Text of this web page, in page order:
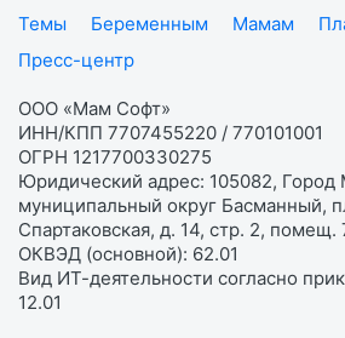
Темы
Беременным Мамам
Пресс-центр
ООО «Мам Софт»
ИНН/КПП 7707455220 / 770101001
ОГРН 1217700330275
Юридический адрес: 105082, Город
муниципальный округ Басманный,
Спартаковская, д. 14, стр. 2, помещ.
ОКВЭД (основной): 62.01
Вид ИТ-деятельности согласно
12.01